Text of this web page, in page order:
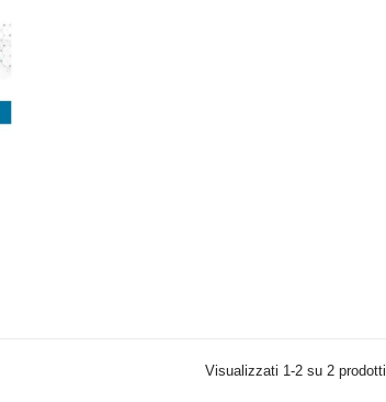
Visualizzati 1-2 su 2 prodotti